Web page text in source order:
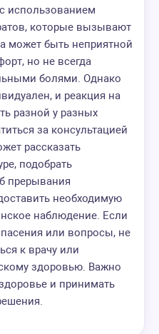
использованием
которые вызывают
может быть неприятной
но не всегда
болями. Однако
и реакция на
разной у разных
за консультацией
рассказать
подобрать
прерывания
необходимую
наблюдение. Если
или вопросы, не
к врачу или
здоровью. Важно
и принимать